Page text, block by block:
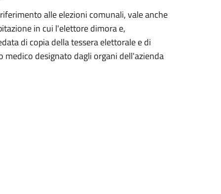
alle elezioni comunali, vale anche
in cui l'elettore dimora e,
di copia della tessera elettorale e di
designato dagli organi dell'azienda